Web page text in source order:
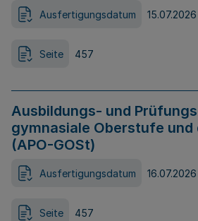
Ausfertigungsdatum 15.07.2026
Seite 457
Ausbildungs- und
gymnasiale Oberstufe und
(APO-GOSt)
Ausfertigungsdatum 16.07.2026
Seite 457